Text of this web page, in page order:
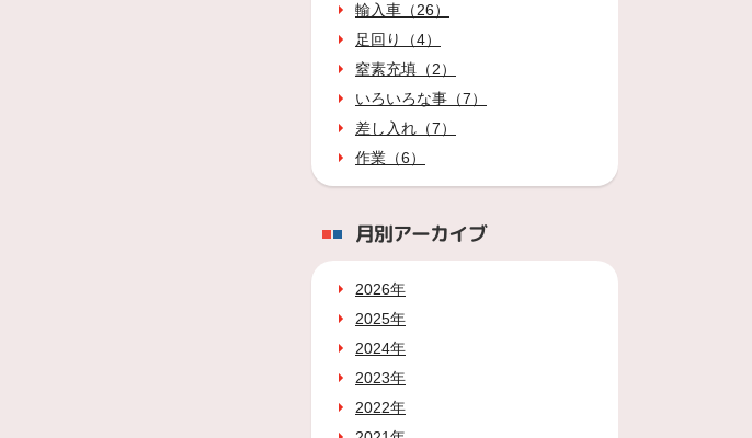
輸入車（26）
足回り（4）
窒素充填（2）
いろいろな事（7）
差し入れ（7）
作業（6）
月別アーカイブ
2026年
2025年
2024年
2023年
2022年